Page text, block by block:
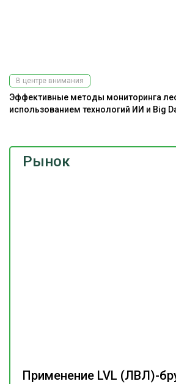
Рынок
Применение LVL (ЛВЛ)-
В центре внимания
Эффективные методы мониторинга
использованием технологий ИИ и Big